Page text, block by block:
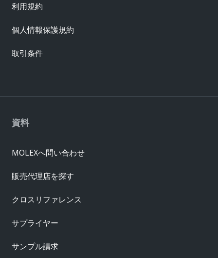
資料
MOLEXへ問い合わせ
販売代理店を探す
クロスリファレンス
サプライヤー
サンプル請求
利用規約
個人情報保護規約
取引条件